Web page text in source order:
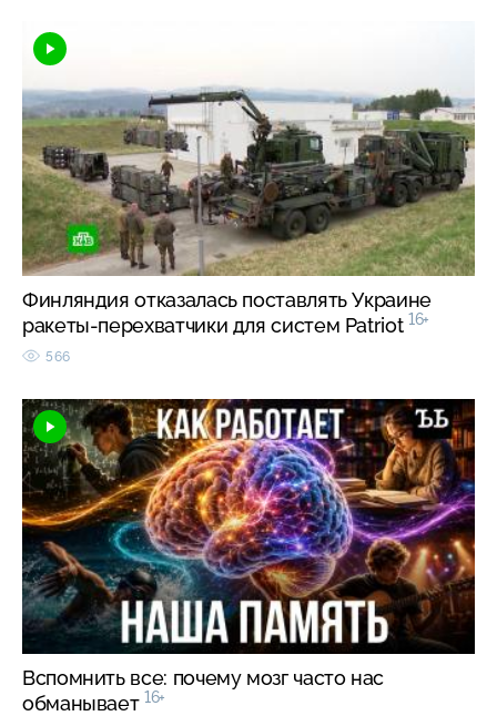
Финляндия отказалась поставлять Украине
ракеты-перехватчики для систем Patriot 16+
566
Вспомнить все: почему мозг часто нас
обманывает 16+